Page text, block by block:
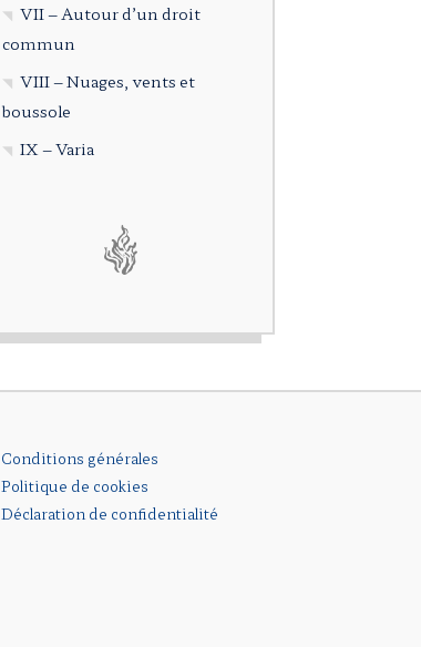
VII – Autour d’un droit
commun
VIII – Nuages, vents et
boussole
IX – Varia
Conditions générales
Politique de cookies
Déclaration de confidentialité